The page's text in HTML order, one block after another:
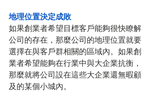
地理位置決定成敗
如果創業者希望目標客戶能夠很快瞭解
公司的存在，那麼公司的地理位置就要
選擇在與客戶群相關的區域內。如果創
業者希望能夠在行業中與大企業抗衡，
那麼就將公司設在這些大企業還無暇顧
及的某個小城內。